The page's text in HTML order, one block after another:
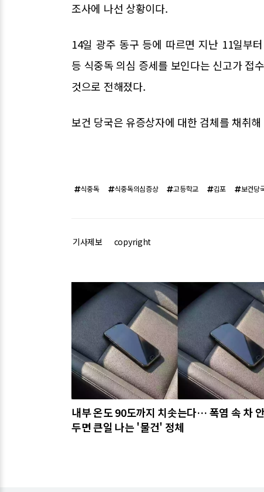
조사에 나선 상황이다.
14일 광주 동구 등에 따르면 지난 11일부
등 식중독 의심 증세를 보인다는 신고가 접
것으로 전해졌다.
보건 당국은 유증상자에 대한 검체를 채취
식중독 식중독의심증상 고등학교 김포 보건당
기사제보 copyright
관련기사
내부 온도 90도까지 치솟는다… 폭염 속 차
두면 큰일 나는 '물건' 정체